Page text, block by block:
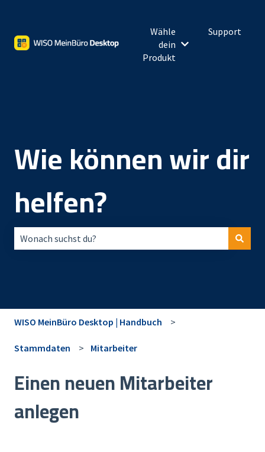
Wähle
dein
Produkt
Untermenü für
Support
Wie können wir dir
helfen?
WISO MeinBüro Desktop | Handbuch
Stammdaten Mitarbeiter
Einen neuen Mitarbeiter
anlegen